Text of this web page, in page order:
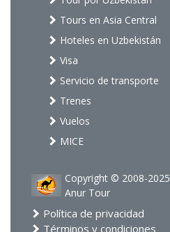
Tours en Asia Central
Hoteles en Uzbekistán
Visa
Servicio de transporte
Trenes
Vuelos
MICE
Copyright © 2008-2025
Anur Tour
Política de privacidad
Términos y condiciones